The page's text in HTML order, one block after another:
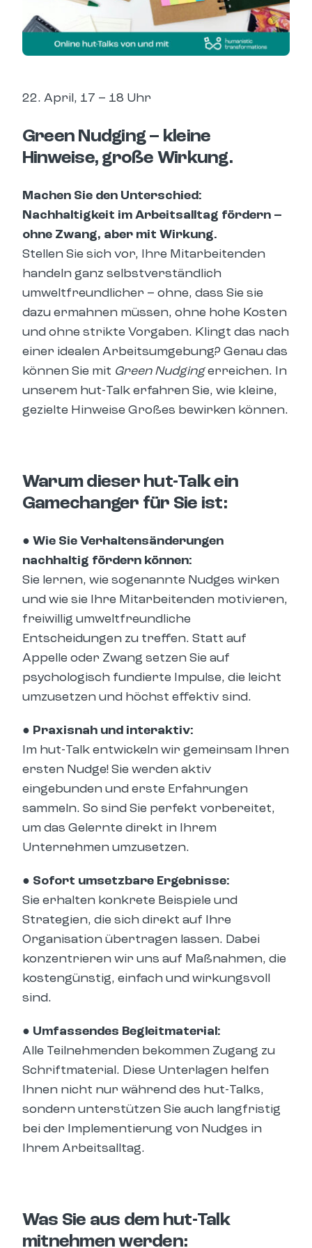
22. April, 17 – 18 Uhr
Green Nudging – kleine
Hinweise, große Wirkung.
Machen Sie den Unterschied:
Nachhaltigkeit im Arbeitsalltag fördern –
ohne Zwang, aber mit Wirkung.
Stellen Sie sich vor, Ihre Mitarbeitenden
handeln ganz selbstverständlich
umweltfreundlicher – ohne, dass Sie sie
dazu ermahnen müssen, ohne hohe Kosten
und ohne strikte Vorgaben. Klingt das nach
einer idealen Arbeitsumgebung? Genau das
können Sie mit Green Nudgingerreichen. In
unserem hut-Talk erfahren Sie, wie kleine,
gezielte Hinweise Großes bewirken können.
Warum dieser hut-Talk ein
Gamechanger für Sie ist:
● Wie Sie Verhaltensänderungen
nachhaltig fördern können:
Sie lernen, wie sogenannte Nudges wirken
und wie sie Ihre Mitarbeitenden motivieren,
freiwillig umweltfreundliche
Entscheidungen zu treffen. Statt auf
Appelle oder Zwang setzen Sie auf
psychologisch fundierte Impulse, die leicht
umzusetzen und höchst effektiv sind.
● Praxisnah und interaktiv:
Im hut-Talk entwickeln wir gemeinsam Ihren
ersten Nudge! Sie werden aktiv
eingebunden und erste Erfahrungen
sammeln. So sind Sie perfekt vorbereitet,
um das Gelernte direkt in Ihrem
Unternehmen umzusetzen.
● Sofort umsetzbare Ergebnisse:
Sie erhalten konkrete Beispiele und
Strategien, die sich direkt auf Ihre
Organisation übertragen lassen. Dabei
konzentrieren wir uns auf Maßnahmen, die
kostengünstig, einfach und wirkungsvoll
sind.
● Umfassendes Begleitmaterial:
Alle Teilnehmenden bekommen Zugang zu
Schriftmaterial. Diese Unterlagen helfen
Ihnen nicht nur während des hut-Talks,
sondern unterstützen Sie auch langfristig
bei der Implementierung von Nudges in
Ihrem Arbeitsalltag.
Was Sie aus dem hut-Talk
mitnehmen werden: